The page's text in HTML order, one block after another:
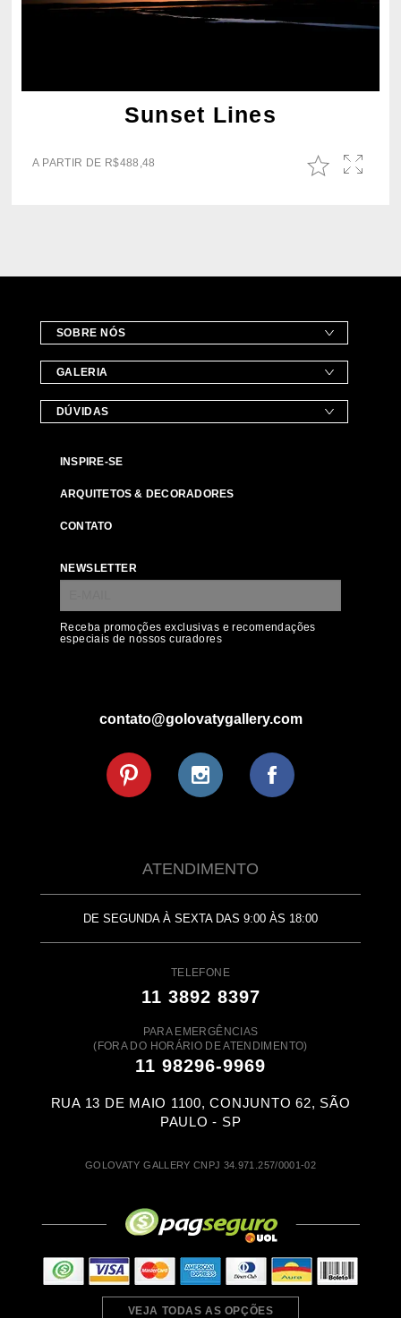
Sunset Lines
A PARTIR DE R$488,48
SOBRE NÓS
GALERIA
DÚVIDAS
INSPIRE-SE
ARQUITETOS & DECORADORES
CONTATO
NEWSLETTER
Receba promoções exclusivas e recomendações
especiais de nossos curadores
contato@golovatygallery.com
ATENDIMENTO
DE SEGUNDA À SEXTA DAS 9:00 ÀS 18:00
TELEFONE
11 3892 8397
PARA EMERGÊNCIAS
(FORA DO HORÁRIO DE ATENDIMENTO)
11 98296-9969
RUA 13 DE MAIO 1100, CONJUNTO 62, SÃO
PAULO - SP
GOLOVATY GALLERY CNPJ 34.971.257/0001-02
VEJA TODAS AS OPÇÕES